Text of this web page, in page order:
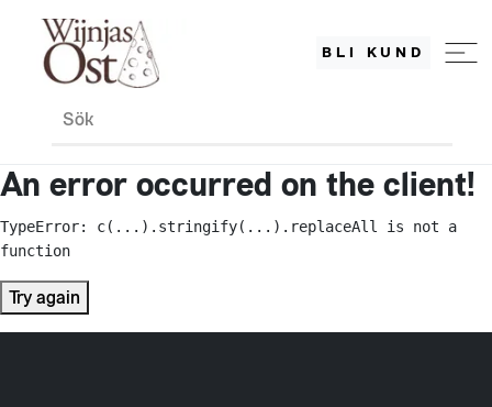
BLI KUND
Sök
An error occurred on the client!
TypeError: c(...).stringify(...).replaceAll is not a
function
Try again